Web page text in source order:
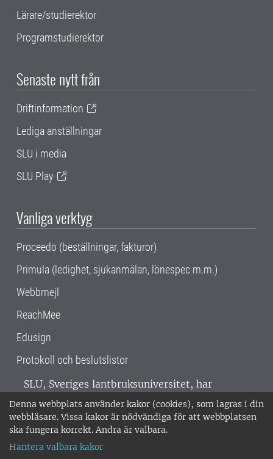
Denna webbplats använder kakor (cookies), som lagras i din
webbläsare. Vissa kakor är nödvändiga för att webbplatsen
ska fungera korrekt. Andra är valbara.
Hantera valbara kakor
Lärare/studierektor
Programstudierektor
Senaste nytt från
Driftinformation
Lediga anställningar
SLU i media
SLU Play
Vanliga verktyg
Proceedo (beställningar, fakturor)
Primula (ledighet, sjukanmälan, lönespec m.m.)
Webbmejl
ReachMee
Edusign
Protokoll och beslutslistor
SLU, Sveriges lantbruksuniversitet, har
verksamhet över hela Sverige. Huvudorter är
Alnarp, Uppsala och Umeå.SLU är
miljöcertifierat enligt ISO 14001. •
018-67 10 00 • Org nr: 202100-2817 •